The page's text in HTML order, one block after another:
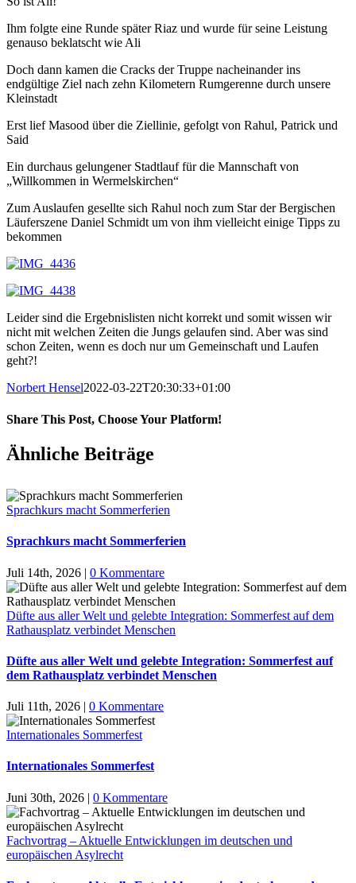
Ihm folgte eine Runde später Riaz und wurde für seine Leistung
genauso beklatscht wie Ali
Doch dann kamen die Cracks der Truppe nacheinander ins
endgültige Ziel nach zehn Kilometern Rumgerenne durch unsere
Kleinstadt
Erst lief Masood über die Ziellinie, gefolgt von Rahul, Patrick und
Said
Ein durchaus gelungener Stadtlauf für die Mannschaft von
„Willkommen in Wermelskirchen“
Zum Auslaufen gesellte sich Rahul noch zum Star der Bergischen
Läuferszene Daniel Schmidt um von ihm vielleicht einige Tipps zu
bekommen
Leider sind die Ergebnislisten nicht korrekt und somit wissen wir
nicht mit welchen Zeiten die Jungs gelaufen sind. Aber was sind
schon Zeiten, wenn es doch nur um Gemeinschaft und Laufen
geht?!
Norbert Hensel2022-03-22T20:30:33+01:00
Share This Post, Choose Your Platform!
Facebook
X
LinkedIn
Tumblr
Pinterest
Ähnliche Beiträge
Sprachkurs macht Sommerferien
Sprachkurs macht Sommerferien
Juli 14th, 2026 | 0 Kommentare
Düfte aus aller Welt und gelebte Integration: Sommerfest auf dem
Rathausplatz verbindet Menschen
Düfte aus aller Welt und gelebte Integration: Sommerfest auf
dem Rathausplatz verbindet Menschen
Juli 11th, 2026 | 0 Kommentare
Internationales Sommerfest
Internationales Sommerfest
Juni 30th, 2026 | 0 Kommentare
Fachvortrag – Aktuelle Entwicklungen im deutschen und
europäischen Asylrecht